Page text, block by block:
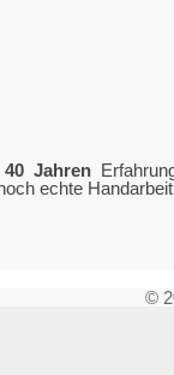
Jahren
echte
©